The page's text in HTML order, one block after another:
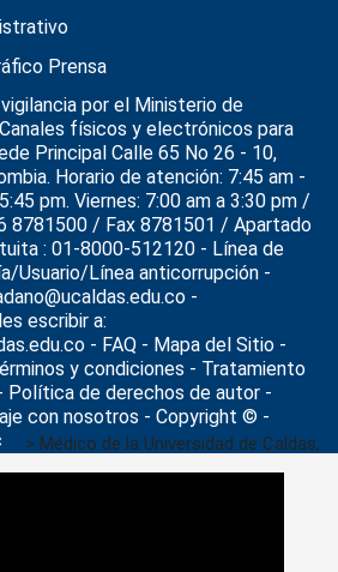
> Médico de la Universidad de Caldas,
congreso mundial en México sobre
Prensa
por el Ministerio de
físicos y electrónicos para
Principal Calle 65 No 26 - 10,
Horario de atención: 7:45 am -
pm. Viernes: 7:00 am a 3:30 pm /
8781500 / Fax 8781501 / Apartado
: 01-8000-512120 - Línea de
Usuario/Línea anticorrupción -
-
escribir a:
- FAQ - Mapa del Sitio -
y condiciones - Tratamiento
Política de derechos de autor -
con nosotros - Copyright © -